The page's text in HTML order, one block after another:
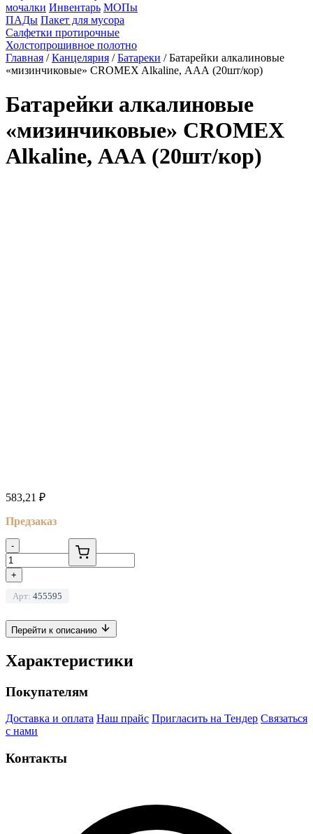
мочалки Инвентарь МОПы
ПАДы Пакет для мусора
Салфетки протирочные
Холстопрошивное полотно
Главная /Канцелярия /Батареки / Батарейки алкалиновые
«мизинчиковые» CROMEX Alkaline, ААА (20шт/кор)
Батарейки алкалиновые
«мизинчиковые» CROMEX
Alkaline, ААА (20шт/кор)
583,21 ₽
Предзаказ
-
+
Арт: 455595
Перейти к описанию
Характеристики
Покупателям
Доставка и оплата Наш прайс Пригласить на Тендер Связаться
с нами
Контакты